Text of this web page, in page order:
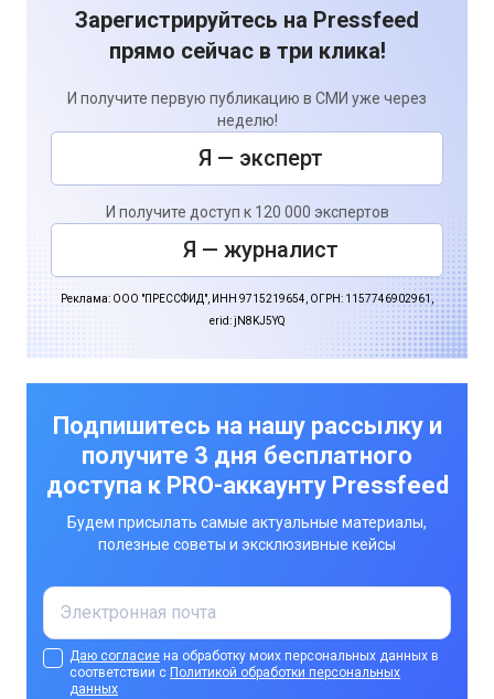
Зарегистрируйтесь на Pressfeed
прямо сейчас в три клика!
И получите первую публикацию в СМИ уже через
неделю!
Я — эксперт
И получите доступ к 120 000 экспертов
Я — журналист
Реклама: ООО "ПРЕССФИД", ИНН 9715219654, ОГРН: 1157746902961,
erid: jN8KJ5YQ
Подпишитесь на нашу рассылку и
получите 3 дня бесплатного
доступа к PRO-аккаунту Pressfeed
Будем присылать самые актуальные материалы,
полезные советы и эксклюзивные кейсы
Даю согласие на обработку моих персональных данных в
соответствии с Политикой обработки персональных
данных